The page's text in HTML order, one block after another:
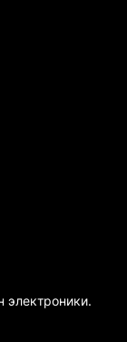
электроники.